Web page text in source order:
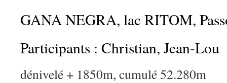
GANA NEGRA, lac RITOM,
Participants : Christian, Jean-Lou
dénivelé + 1850m, cumulé 52.280m